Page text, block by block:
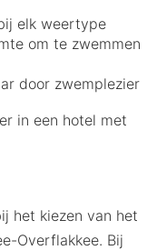
elk weertype
om te zwemmen
door zwemplezier
in een hotel met
het kiezen van het
Overflakkee. Bij